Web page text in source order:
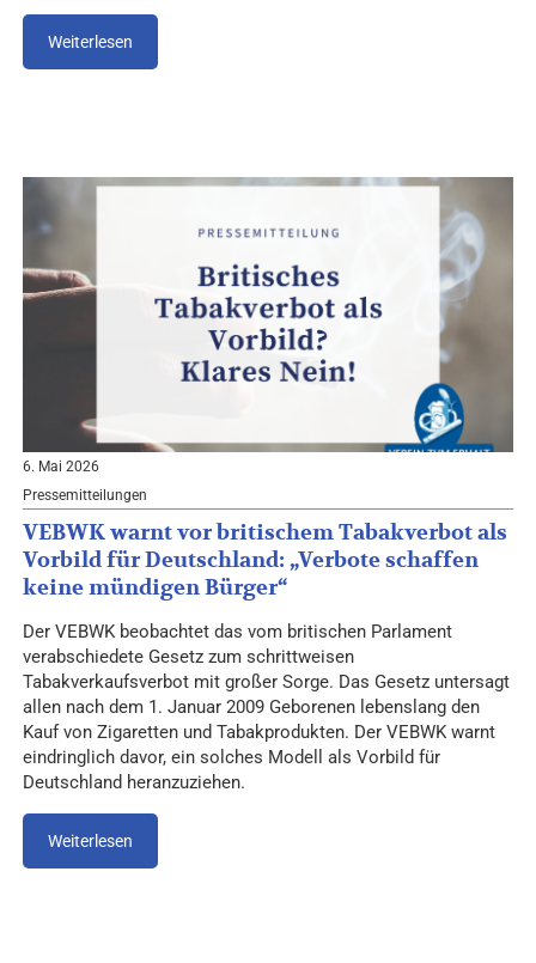
Weiterlesen
6. Mai 2026
Pressemitteilungen
VEBWK warnt vor britischem Tabakverbot als
Vorbild für Deutschland: „Verbote schaffen
keine mündigen Bürger“
Der VEBWK beobachtet das vom britischen Parlament
verabschiedete Gesetz zum schrittweisen
Tabakverkaufsverbot mit großer Sorge. Das Gesetz untersagt
allen nach dem 1. Januar 2009 Geborenen lebenslang den
Kauf von Zigaretten und Tabakprodukten. Der VEBWK warnt
eindringlich davor, ein solches Modell als Vorbild für
Deutschland heranzuziehen.
Weiterlesen